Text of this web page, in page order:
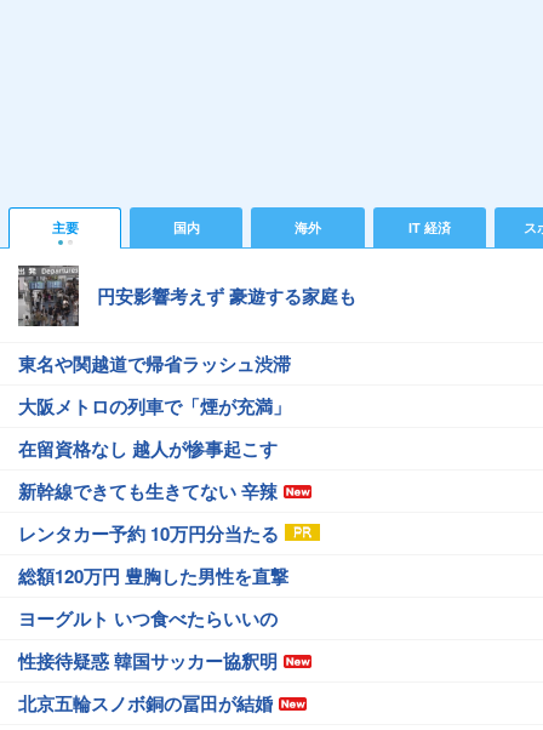
主要 国内 海外 IT 経済 ス
円安影響考えず 豪遊する家庭も
東名や関越道で帰省ラッシュ渋滞
大阪メトロの列車で「煙が充満」
在留資格なし 越人が惨事起こす
新幹線できても生きてない 辛辣
レンタカー予約 10万円分当たる
総額120万円 豊胸した男性を直撃
ヨーグルト いつ食べたらいいの
性接待疑惑 韓国サッカー協釈明
北京五輪スノボ銅の冨田が結婚